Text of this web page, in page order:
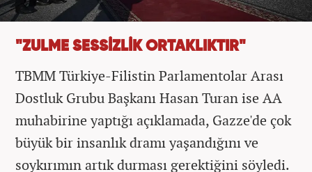
"ZULME SESSİZLİK ORTAKLIKTIR"
TBMM Türkiye-Filistin Parlamentolar Arası
Dostluk Grubu Başkanı Hasan Turan ise AA
muhabirine yaptığı açıklamada, Gazze'de çok
büyük bir insanlık dramı yaşandığını ve
soykırımın artık durması gerektiğini söyledi.